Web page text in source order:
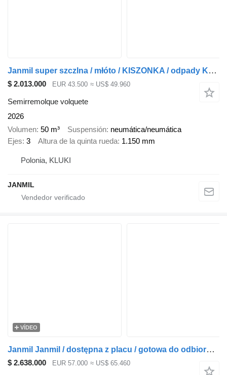
Janmil super szczlna / młóto / KISZONKA / odpady KAT 3,2,1 / woda
$ 2.013.000 EUR 43.500 ≈ US$ 49.960
Semirremolque volquete
2026
Volumen 50 m³ Suspensión neumática/neumática
Ejes 3 Altura de la quinta rueda 1.150 mm
Polonia, KLUKI
JANMIL
VÍDEO
Janmil Janmil / dostępna z placu / gotowa do odbioru/ ocynkowana ogniow
$ 2.638.000 EUR 57.000 ≈ US$ 65.460